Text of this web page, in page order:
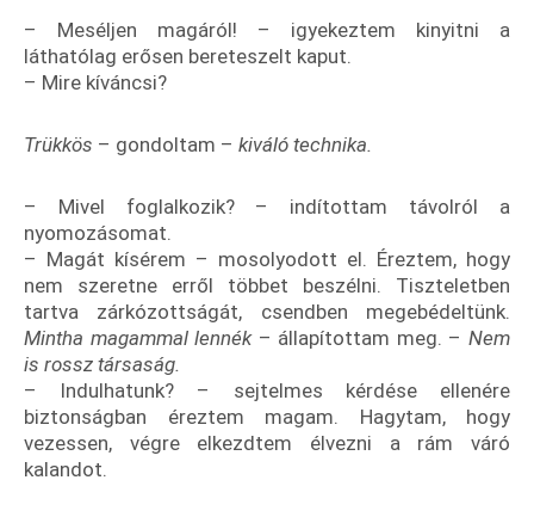
– Meséljen magáról! – igyekeztem kinyitni a
láthatólag erősen bereteszelt kaput.
– Mire kíváncsi?
Trükkös – gondoltam – kiváló technika.
– Mivel foglalkozik? – indítottam távolról a
nyomozásomat.
– Magát kísérem – mosolyodott el. Éreztem, hogy
nem szeretne erről többet beszélni. Tiszteletben
tartva zárkózottságát, csendben megebédeltünk.
Mintha magammal lennék– állapítottam meg. –Nem
is rossz társaság.
– Indulhatunk? – sejtelmes kérdése ellenére
biztonságban éreztem magam. Hagytam, hogy
vezessen, végre elkezdtem élvezni a rám váró
kalandot.